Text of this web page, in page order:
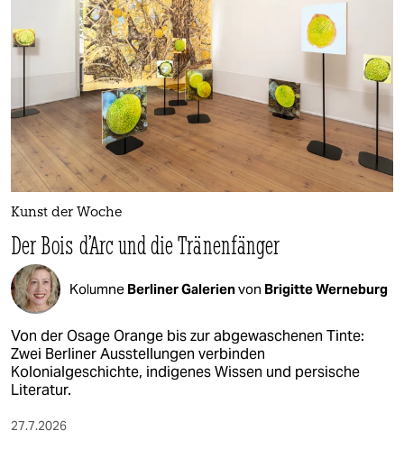
Kunst der Woche
Der Bois d’Arc und die Tränenfänger
Kolumne Berliner Galerienvon Brigitte Werneburg
Von der Osage Orange bis zur abgewaschenen Tinte:
Zwei Berliner Ausstellungen verbinden
Kolonialgeschichte, indigenes Wissen und persische
Literatur.
27.7.2026